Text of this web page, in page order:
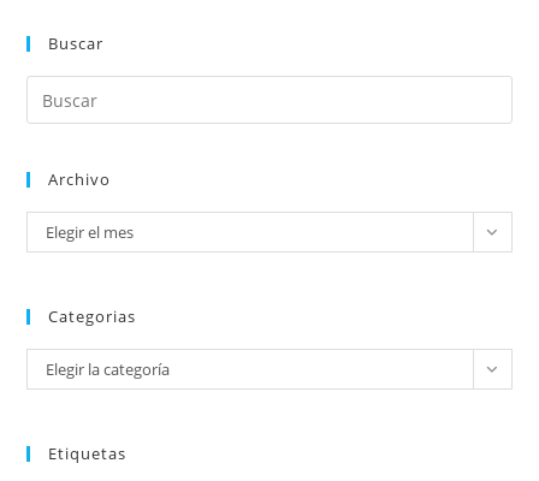
Buscar
Archivo
Elegir el mes
Categorias
Elegir la categoría
Etiquetas